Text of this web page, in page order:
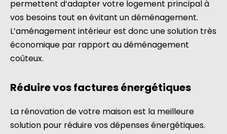
permettent d’adapter votre logement principal à
vos besoins tout en évitant un déménagement.
L’aménagement intérieur est donc une solution très
économique par rapport au déménagement
coûteux.
Réduire vos factures énergétiques
La rénovation de votre maison est la meilleure
solution pour réduire vos dépenses énergétiques.